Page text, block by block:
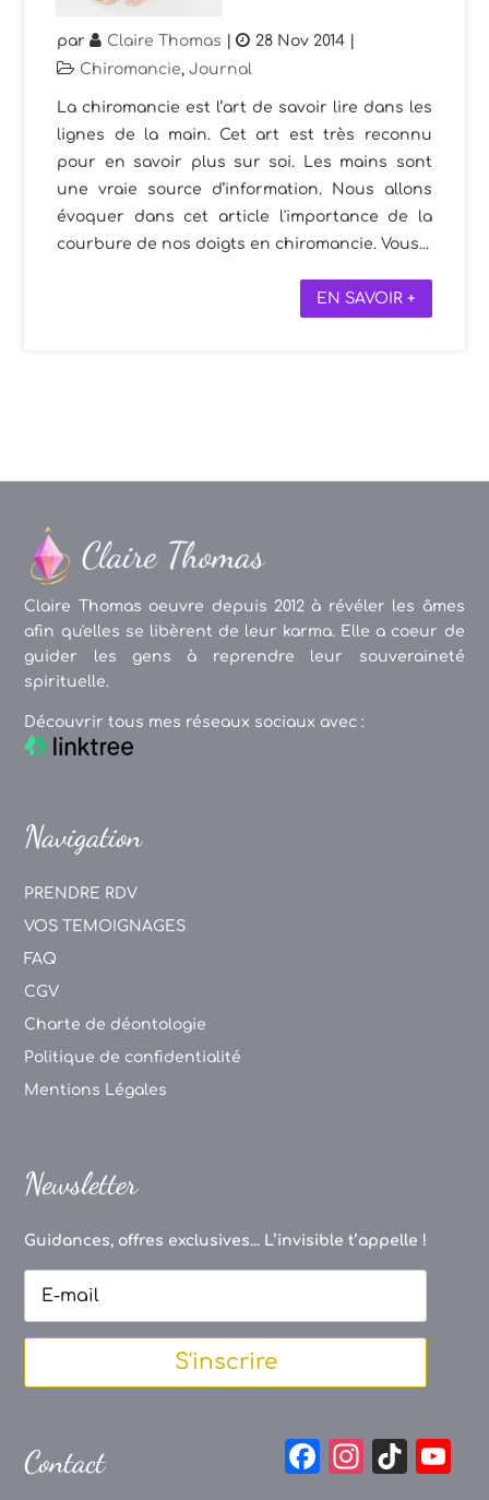
par Claire Thomas | 28 Nov 2014
Chiromancie,Journal
La chiromancie est l’art de savoir lire dans les
lignes de la main. Cet art est très reconnu
pour en savoir plus sur soi. Les mains sont
une vraie source d’information. Nous allons
évoquer dans cet article l'importance de la
courbure de nos doigts en chiromancie. Vous...
EN SAVOIR +
Claire Thomas oeuvre depuis 2012 à révéler les âmes
afin qu'elles se libèrent de leur karma. Elle a coeur de
guider les gens à reprendre leur souveraineté
spirituelle.
Découvrir tous mes réseaux sociaux avec :
Navigation
PRENDRE RDV
VOS TEMOIGNAGES
FAQ
CGV
Charte de déontologie
Politique de confidentialité
Mentions Légales
Newsletter
Guidances, offres exclusives... L’invisible t’appelle !
S'inscrire
Contact
F
In
Ti